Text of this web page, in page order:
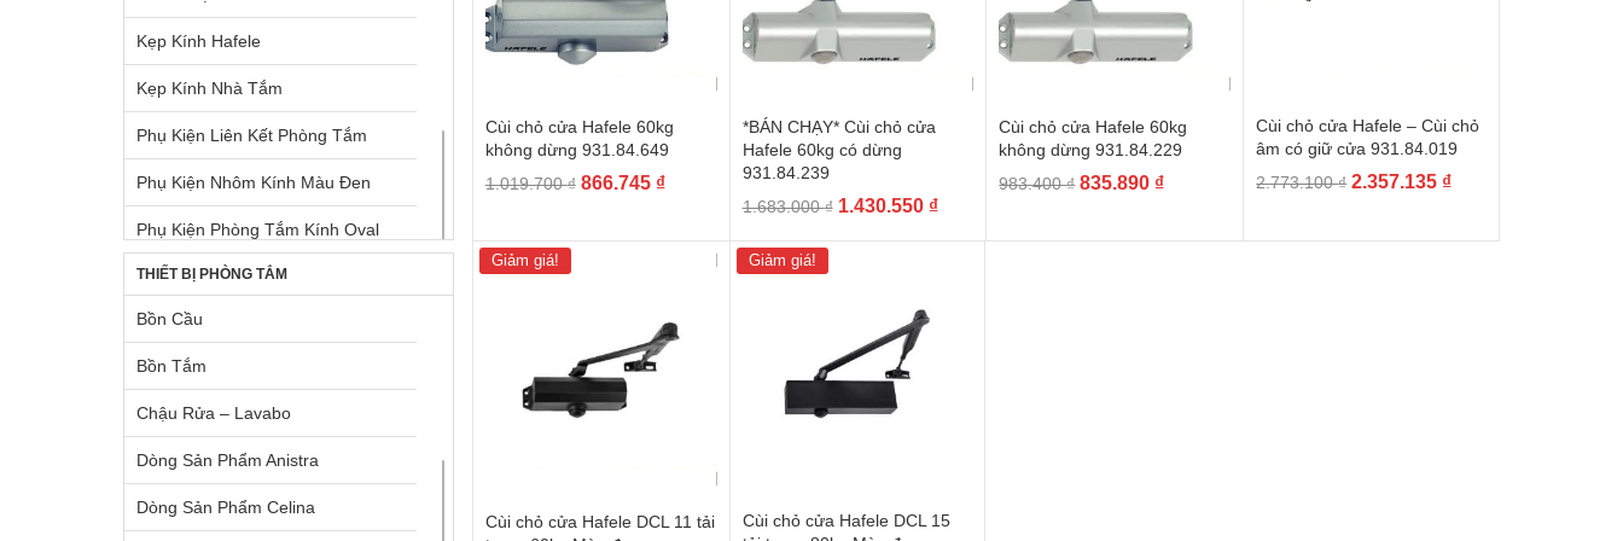
Cùi chỏ cửa Hafele 60kg
không dừng 931.84.649
1.019.700₫ Giá
866.745 ₫Giá
*BÁN CHẠY* Cùi chỏ cửa
Hafele 60kg có dừng
931.84.239
1.683.000₫ Giá
1.430.550 ₫Giá
Cùi chỏ cửa Hafele 60kg
không dừng 931.84.229
983.400₫ Giá
835.890 ₫Giá
Cùi chỏ cửa Hafele – Cùi chỏ
âm có giữ cửa 931.84.019
2.773.100₫ Giá
2.357.135 ₫Giá
Giảm giá!
Cùi chỏ cửa Hafele DCL 11 tải
Giảm giá!
Cùi chỏ cửa Hafele DCL 15
Tay Nắm Tủ
Tay Nắm Tủ Âm
Tay Nâng Blum
Tay Nâng Hafele
Thùng Rác
Kẹp Kính Hafele
Kẹp Kính Nhà Tắm
Phụ Kiện Liên Kết Phòng Tắm
Phụ Kiện Nhôm Kính Màu Đen
Phụ Kiện Phòng Tắm Kính Oval
Phụ Kiện Phòng Tắm Kính Vuông
Ron Định Vị Kính
Tay Nắm Cửa Kính
THIẾT BỊ PHÒNG TẮM
Bồn Cầu
Bồn Tắm
Chậu Rửa – Lavabo
Dòng Sản Phẩm Anistra
Dòng Sản Phẩm Celina